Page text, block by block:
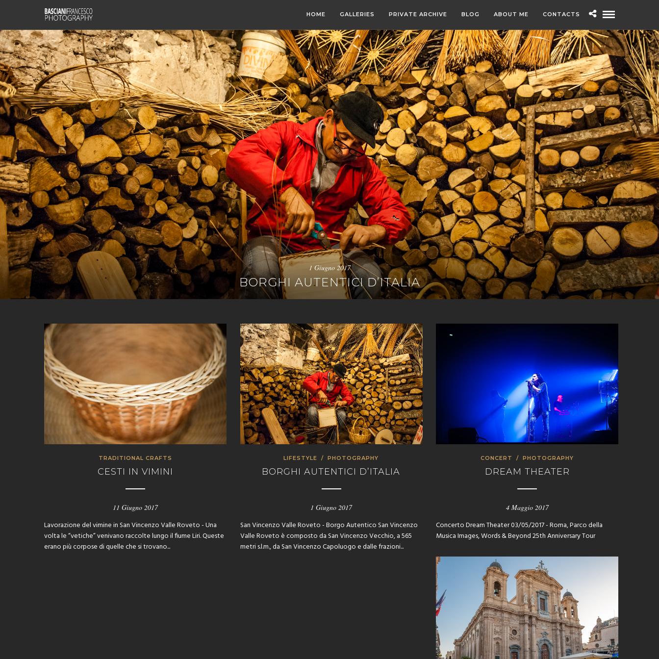
HOME GALLERIES PRIVATE ARCHIVE BLOG ABOUT ME CONTACTS
1 Giugno 2017
BORGHI AUTENTICI D’ITALIA
TRADITIONAL CRAFTS
CESTI IN VIMINI
11 Giugno 2017
Lavorazione del vimine in San Vincenzo Valle Roveto - Una
volta le “vetiche” venivano raccolte lungo il fiume Liri. Queste
erano più corpose di quelle che si trovano...
LIFESTYLE /PHOTOGRAPHY
BORGHI AUTENTICI D’ITALIA
1 Giugno 2017
San Vincenzo Valle Roveto - Borgo Autentico San Vincenzo
Valle Roveto è composto da San Vincenzo Vecchio, a 565
metri s.l.m., da San Vincenzo Capoluogo e dalle frazioni...
CONCERT / PHOTOGRAPHY
DREAM THEATER
4 Maggio 2017
Concerto Dream Theater 03/05/2017 - Roma, Parco della
Musica Images, Words & Beyond 25th Anniversary Tour